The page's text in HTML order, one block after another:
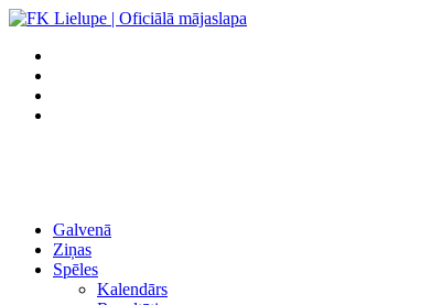
Galvenā
Ziņas
Spēles
Kalendārs